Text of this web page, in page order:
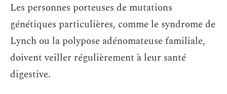
Les personnes porteuses de mutations
génétiques particulières, comme le syndrome de
Lynch ou la polypose adénomateuse familiale,
doivent veiller régulièrement à leur santé
digestive.